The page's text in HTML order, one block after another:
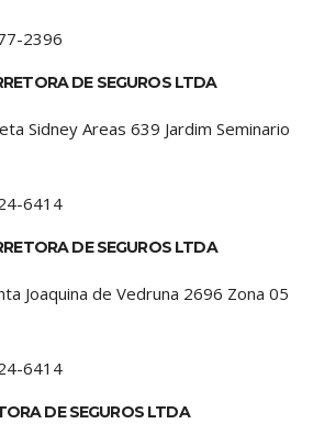
2396
DE SEGUROS LTDA
Sidney Areas 639 Jardim Seminario
6414
DE SEGUROS LTDA
Joaquina de Vedruna 2696 Zona 05
6414
DE SEGUROS LTDA